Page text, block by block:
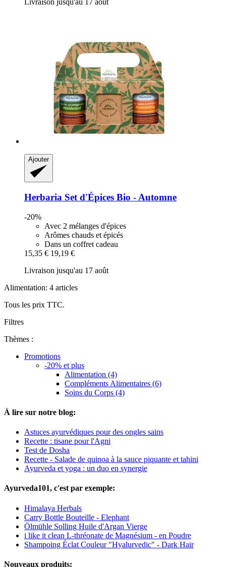
Livraison jusqu'au 17 août
Ajouter
Herbaria Set d'Épices Bio -​ Automne
-20%
Avec 2 mélanges d'épices
Arômes chauds et épicés
Dans un coffret cadeau
15,35 € 19,19 €
Livraison jusqu'au 17 août
Alimentation: 4 articles
Tous les prix TTC.
Filtres
Thèmes :
Promotions
-20% et plus
Alimentation (4)
Compléments Alimentaires (6)
Soins du Corps (4)
À lire sur notre blog:
Astuces ayurvédiques pour des ongles sains
Recette : tisane pour l'Agni
Test de Dosha
Recette - Salade de quinoa à la sauce piquante et tahini
Ayurveda et yoga : un duo en synergie
Ayurveda101, c'est par exemple:
Himalaya Herbals
Carry Bottle Bouteille - Elephant
Ölmühle Solling Huile d'Argan Vierge
i like it clean L-thréonate de Magnésium - en Poudre
Shampoing Éclat Couleur "Hyalurvedic" - Dark Hair
Nouveaux produits: